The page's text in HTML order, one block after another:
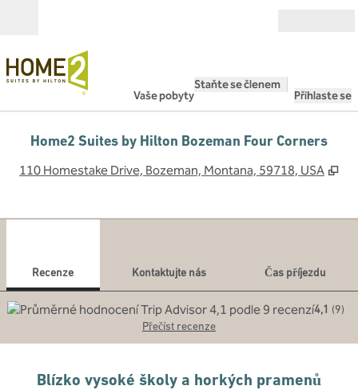
Vaše pobyty
Staňte se členem
Přihlaste se
Home2 Suites by Hilton Bozeman Four Corners
110 Homestake Drive, Bozeman, Montana, 59718, USA ,
Recenze Kontaktujte nás
Čas příjezdu
4,1 (9)
Přečíst recenze
Blízko vysoké školy a horkých pramenů